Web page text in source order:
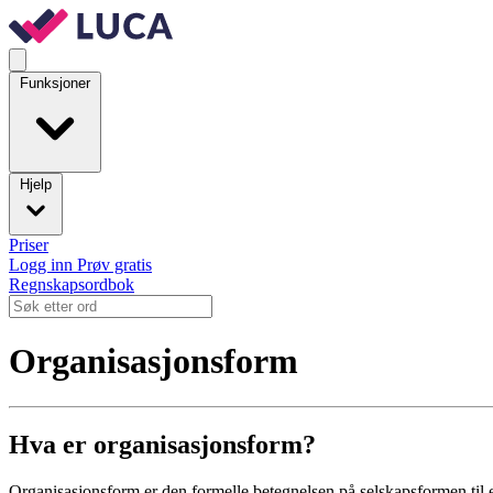
Funksjoner
Hjelp
Priser
Logg inn Prøv gratis
Regnskapsordbok
Organisasjonsform
Hva er organisasjonsform?